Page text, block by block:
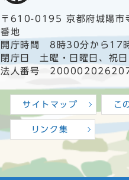
〒610-0195 京都府城陽市
番地
開庁時間 8時30分から17
閉庁日 土曜・日曜日、祝日
法人番号
サイトマップ こ
リンク集